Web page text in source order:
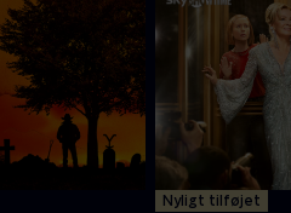
Nyligt tilføjet